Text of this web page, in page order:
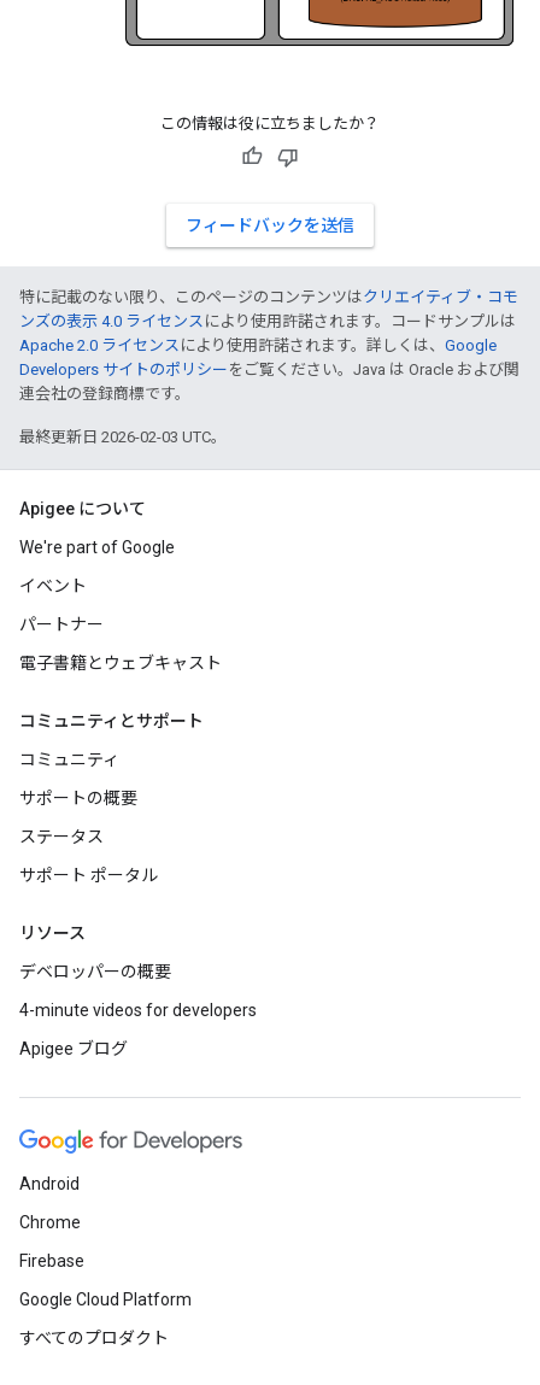
この情報は役に立ちましたか？
フィードバックを送信
特に記載のない限り、このページのコンテンツはクリエイティブ・コモ
ンズの表示 4.0 ライセンス により使用許諾されます。コードサンプルは
Apache 2.0 ライセンス により使用許諾されます。詳しくは、 Google
Developers サイトのポリシー をご覧ください。Java は Oracle および関
連会社の登録商標です。
最終更新日 2026-02-03 UTC。
Apigee について
We're part of Google
イベント
パートナー
電子書籍とウェブキャスト
コミュニティとサポート
コミュニティ
サポートの概要
ステータス
サポート ポータル
リソース
デベロッパーの概要
4-minute videos for developers
Apigee ブログ
Android
Chrome
Firebase
Google Cloud Platform
すべてのプロダクト